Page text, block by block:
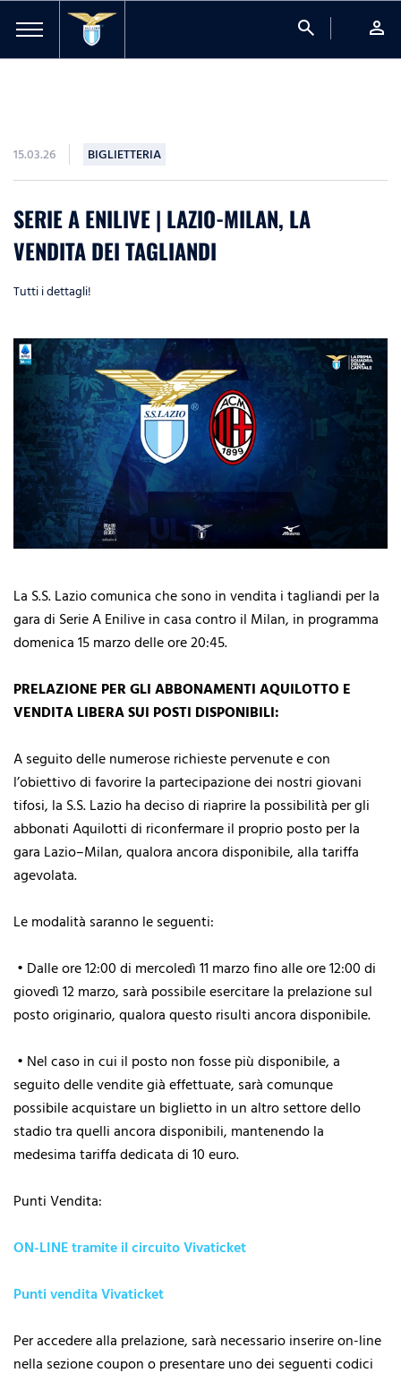
search person
15.03.26 BIGLIETTERIA
SERIE A ENILIVE | LAZIO-MILAN, LA
VENDITA DEI TAGLIANDI
Tutti i dettagli!
La S.S. Lazio comunica che sono in vendita i tagliandi per la
gara di Serie A Enilive in casa contro il Milan, in programma
domenica 15 marzo delle ore 20:45.
PRELAZIONE PER GLI ABBONAMENTI AQUILOTTO E
VENDITA LIBERA SUI POSTI DISPONIBILI:
A seguito delle numerose richieste pervenute e con
l’obiettivo di favorire la partecipazione dei nostri giovani
tifosi, la S.S. Lazio ha deciso di riaprire la possibilità per gli
abbonati Aquilotti di riconfermare il proprio posto per la
gara Lazio–Milan, qualora ancora disponibile, alla tariffa
agevolata.
Le modalità saranno le seguenti:
• Dalle ore 12:00 di mercoledì 11 marzo fino alle ore 12:00 di
giovedì 12 marzo, sarà possibile esercitare la prelazione sul
posto originario, qualora questo risulti ancora disponibile.
• Nel caso in cui il posto non fosse più disponibile, a
seguito delle vendite già effettuate, sarà comunque
possibile acquistare un biglietto in un altro settore dello
stadio tra quelli ancora disponibili, mantenendo la
medesima tariffa dedicata di 10 euro.
Punti Vendita:
ON-LINE tramite il circuito Vivaticket
Punti vendita Vivaticket
Per accedere alla prelazione, sarà necessario inserire on-line
nella sezione coupon o presentare uno dei seguenti codici